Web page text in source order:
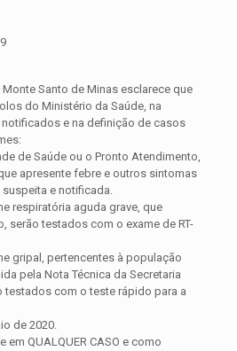
Santo de Minas esclarece que
do Ministério da Saúde, na
e na definição de casos
de Saúde ou o Pronto Atendimento,
apresente febre e outros sintomas
e notificada.
respiratória aguda grave, que
serão testados com o exame de RT-
gripal, pertencentes à população
pela Nota Técnica da Secretaria
testados com o teste rápido para a
de 2020.
em QUALQUER CASO e como